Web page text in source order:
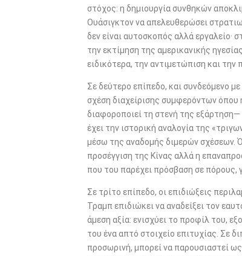
στόχος: η δημιουργία συνθηκών
Ουάσιγκτον να απελευθερώσει
δεν είναι αυτοσκοπός αλλά εργαλείο·
την εκτίμηση της αμερικανικής
ειδικότερα, την αντιμετώπιση και την
Σε δεύτερο επίπεδο, και συνδεόμενο
σχέση διαχείρισης συμφερόντων
διαφοροποιεί τη στενή της
έχει την ιστορική αναλογία της
μέσω της αναδομής διμερών σχέσεων.
προσέγγιση της Κίνας αλλά η
που του παρέχει πρόσβαση σε πόρους,
Σε τρίτο επίπεδο, οι επιδιώξεις
Τραμπ επιδιώκει να αναδείξει τον
άμεση αξία: ενισχύει το προφίλ του,
του ένα απτό στοιχείο επιτυχίας. Σε
προσωρινή, μπορεί να παρουσιαστεί